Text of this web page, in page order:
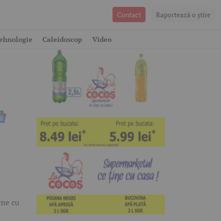
Contact Raportează o ştire
Caleidoscop Video